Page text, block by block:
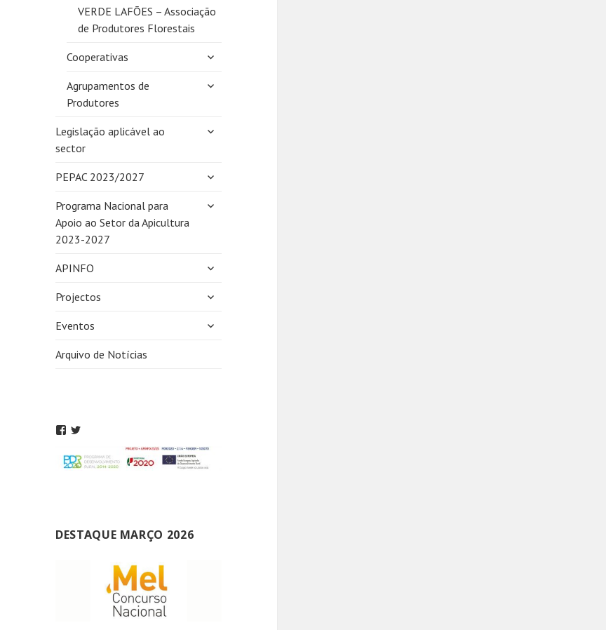
VERDE LAFÕES – Associação
de Produtores Florestais
Cooperativas
expandir
Agrupamentos de
Produtores
expandir
Legislação aplicável ao
sector
expandir
PEPAC 2023/2027
expandir
Programa Nacional para
Apoio ao Setor da Apicultura
2023-2027
expandir
APINFO
expandir
Projectos
expandir
Eventos
expandir
Arquivo de Notícias
DESTAQUE MARÇO 2026